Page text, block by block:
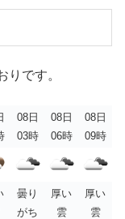
りです。
08日
03時
08日
06時
08日
09時
曇り
がち
厚い
雲
厚い
雲